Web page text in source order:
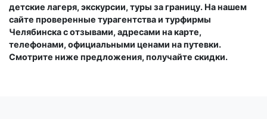
детские лагеря, экскурсии, туры за границу. На нашем
сайте проверенные турагентства и турфирмы
Челябинска с отзывами, адресами на карте,
телефонами, официальными ценами на путевки.
Смотрите ниже предложения, получайте скидки.